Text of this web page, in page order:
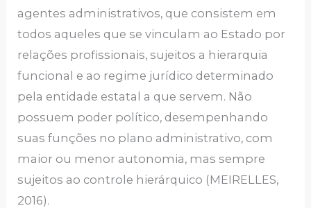
agentes administrativos, que consistem em
todos aqueles que se vinculam ao Estado por
relações profissionais, sujeitos a hierarquia
funcional e ao regime jurídico determinado
pela entidade estatal a que servem. Não
possuem poder político, desempenhando
suas funções no plano administrativo, com
maior ou menor autonomia, mas sempre
sujeitos ao controle hierárquico (MEIRELLES,
2016).